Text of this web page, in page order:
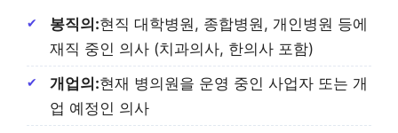
봉직의:현직 대학병원, 종합병원, 개인병원 등에
재직 중인 의사 (치과의사, 한의사 포함)
개업의:현재 병의원을 운영 중인 사업자 또는 개
업 예정인 의사